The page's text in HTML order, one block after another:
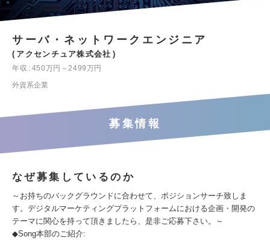
サーバ・ネットワークエンジニア
アクセンチュア株式会社
年収
450万円～2499万円
外資系企業
募集情報
なぜ募集しているのか
～お持ちのバックグラウンドに合わせて、ポジションサーチ致しま
す。デジタルマーケティングプラットフォームにおける企画・開発の
テーマに関心を持って頂きましたら、是非ご応募下さい。～
◆Song本部のご紹介: